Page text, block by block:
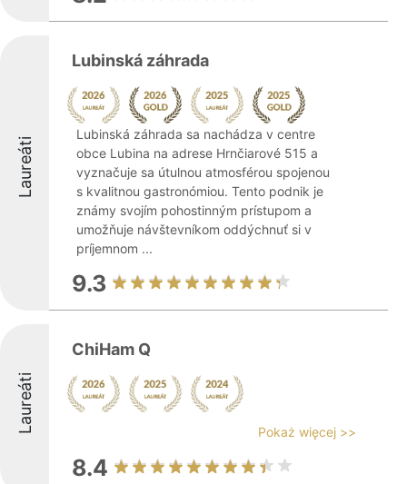
Laureáti
Lubinská záhrada
Lubinská záhrada sa nachádza v centre
obce Lubina na adrese Hrnčiarové 515 a
vyznačuje sa útulnou atmosférou spojenou
s kvalitnou gastronómiou. Tento podnik je
známy svojím pohostinným prístupom a
umožňuje návštevníkom oddýchnuť si v
príjemnom ...
9.3
Laureáti
ChiHam Q
Pokaż więcej >>
8.4